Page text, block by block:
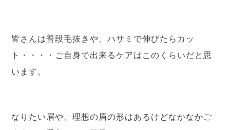
皆さんは普段毛抜きや、ハサミで伸びたらカッ
ト・・・・ご自身で出来るケアはこのくらいだと思
います。
なりたい眉や、理想の眉の形はあるけどなかなかご